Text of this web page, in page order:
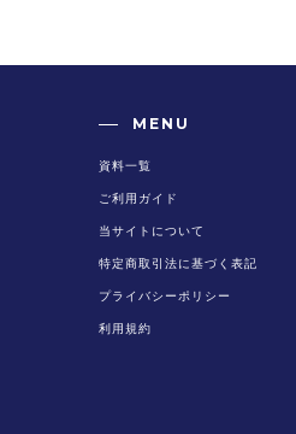
MENU
資料一覧
ご利用ガイド
当サイトについて
特定商取引法に基づく表記
プライバシーポリシー
利用規約